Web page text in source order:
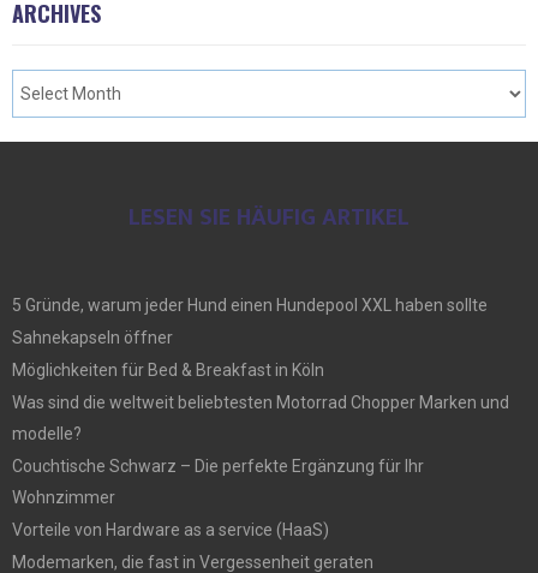
ARCHIVES
LESEN SIE HÄUFIG ARTIKEL
5 Gründe, warum jeder Hund einen Hundepool XXL haben sollte
Sahnekapseln öffner
Möglichkeiten für Bed & Breakfast in Köln
Was sind die weltweit beliebtesten Motorrad Chopper Marken und
modelle?
Couchtische Schwarz – Die perfekte Ergänzung für Ihr
Wohnzimmer
Vorteile von Hardware as a service (HaaS)
Modemarken, die fast in Vergessenheit geraten